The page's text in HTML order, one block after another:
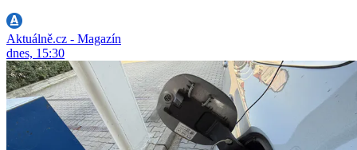
Aktuálně.cz - Magazín
dnes, 15:30